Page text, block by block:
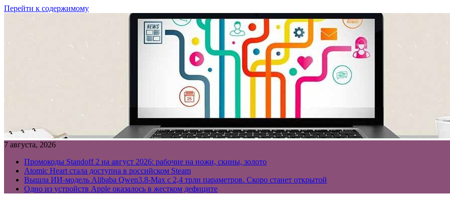
Перейти к содержимому
7 августа, 2026
Промокоды Standoff 2 на август 2026: рабочие на ножи, скины, золото
Atomic Heart стала доступна в российском Steam
Вышла ИИ-модель Alibaba Qwen3.8-Max с 2,4 трлн параметров. Скоро станет открытой
Одно из устройств Apple оказалось в жестком дефиците